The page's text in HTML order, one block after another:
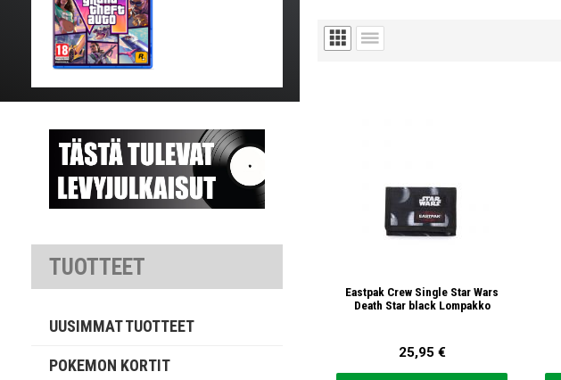
Eastpak Crew Single Star Wars
Death Star black Lompakko
25,95 €
TUOTTEET
UUSIMMAT TUOTTEET
POKEMON KORTIT